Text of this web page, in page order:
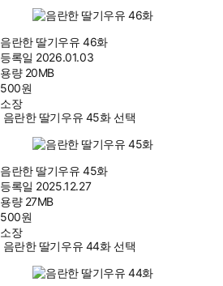
음란한 딸기우유 46화
등록일 2026.01.03
용량 20MB
500원
소장
음란한 딸기우유 45화 선택
음란한 딸기우유 45화
등록일 2025.12.27
용량 27MB
500원
소장
음란한 딸기우유 44화 선택